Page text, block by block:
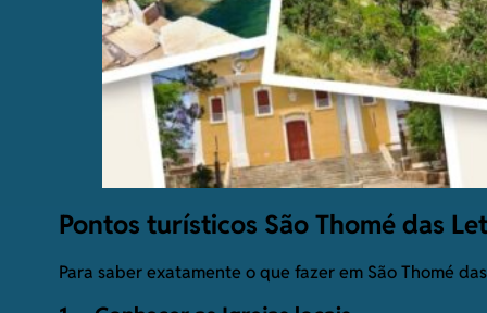
Pontos turísticos São Thomé das
Para saber exatamente o que fazer em São Thomé